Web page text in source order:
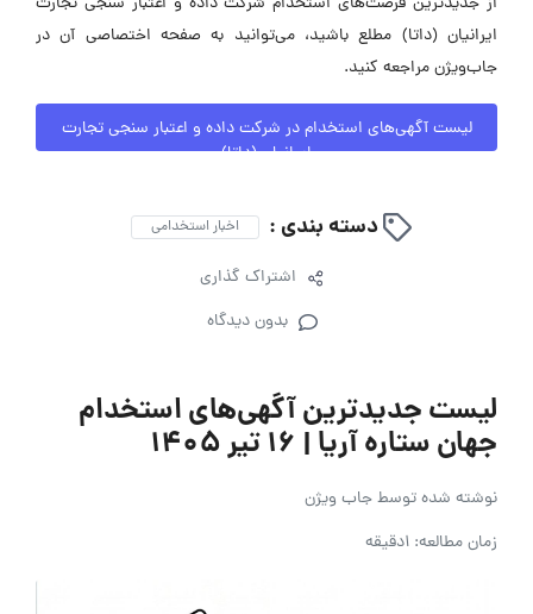
ایرانیان (داتا) مطلع باشید، می‌توانید به صفحه اختصاصی آن در
جاب‌ویژن مراجعه کنید.
لیست آگهی‌های استخدام در شرکت داده و اعتبار سنجی تجارت
ایرانیان (داتا)
دسته بندی : اخبار استخدامی
اشتراک گذاری
بدون دیدگاه
لیست جدیدترین آگهی‌های استخدام
جهان ستاره آریا | ۱۶ تیر ۱۴۰۵
نوشته شده توسطجاب ویژن
زمان مطالعه: 1دقیقه